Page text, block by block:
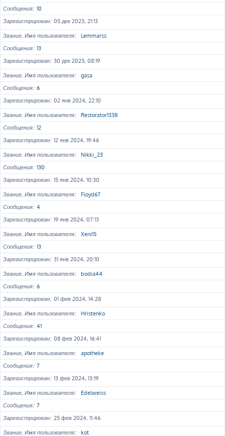
Сообщения 10
Зарегистрирован 05 дек 2023, 21:13
Звание, Имя пользователя
Lemmarss
Сообщения 13
Зарегистрирован 30 дек 2023, 08:19
Звание, Имя пользователя
gasa
Сообщения 6
Зарегистрирован 02 янв 2024, 22:10
Звание, Имя пользователя
Restorator1338
Сообщения 12
Зарегистрирован 12 янв 2024, 19:46
Звание, Имя пользователя
Nikki_23
Сообщения 130
Зарегистрирован 15 янв 2024, 10:30
Звание, Имя пользователя
Floyd67
Сообщения 4
Зарегистрирован 19 янв 2024, 07:13
Звание, Имя пользователя
Xeni15
Сообщения 13
Зарегистрирован 31 янв 2024, 20:10
Звание, Имя пользователя
bodia44
Сообщения 6
Зарегистрирован 01 фев 2024, 14:28
Звание, Имя пользователя
Hristenko
Сообщения 41
Зарегистрирован 08 фев 2024, 16:41
Звание, Имя пользователя
apotheke
Сообщения 7
Зарегистрирован 13 фев 2024, 13:19
Звание, Имя пользователя
Edelweiss
Сообщения 7
Зарегистрирован 25 фев 2024, 11:46
Звание, Имя пользователя
kot